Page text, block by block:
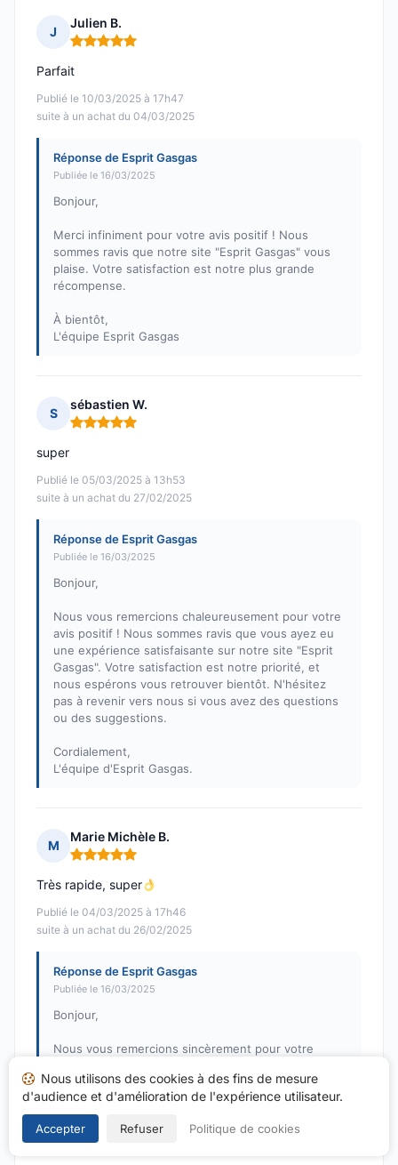
J
Julien B.
Note : 5 sur 5
Publié le 10/03/2025 à 17h47
suite à un achat du 04/03/2025
Parfait
Réponse de Esprit Gasgas
Publiée le 16/03/2025
Bonjour,
Merci infiniment pour votre avis positif ! Nous
sommes ravis que notre site "Esprit Gasgas" vous
plaise. Votre satisfaction est notre plus grande
récompense.
À bientôt,
L'équipe Esprit Gasgas
S
sébastien W.
Note : 5 sur 5
Publié le 05/03/2025 à 13h53
suite à un achat du 27/02/2025
super
Réponse de Esprit Gasgas
Publiée le 16/03/2025
Bonjour,
Nous vous remercions chaleureusement pour votre
avis positif ! Nous sommes ravis que vous ayez eu
une expérience satisfaisante sur notre site "Esprit
Gasgas". Votre satisfaction est notre priorité, et
nous espérons vous retrouver bientôt. N'hésitez
pas à revenir vers nous si vous avez des questions
ou des suggestions.
Cordialement,
L'équipe d'Esprit Gasgas.
M
Marie Michèle B.
Note : 5 sur 5
Publié le 04/03/2025 à 17h46
suite à un achat du 26/02/2025
Très rapide, super
Réponse de Esprit Gasgas
Publiée le 16/03/2025
Bonjour,
Nous vous remercions sincèrement pour votre
sommes ravis d'apprendre que vous avez trouvé
notre service rapide et à la hauteur de vos attentes.
N’hésitez pas à revenir vers nous pour toute autre
demande !
Nous utilisons des cookies à des fins de mesure
d'audience et d'amélioration de l'expérience utilisateur.
Accepter Refuser Politique de cookies